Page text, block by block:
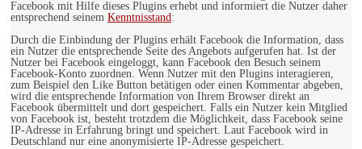
Facebook mit Hilfe dieses Plugins erhebt und informiert die Nutzer daher
entsprechend seinem Kenntnisstand:
Durch die Einbindung der Plugins erhält Facebook die Information, dass
ein Nutzer die entsprechende Seite des Angebots aufgerufen hat. Ist der
Nutzer bei Facebook eingeloggt, kann Facebook den Besuch seinem
Facebook-Konto zuordnen. Wenn Nutzer mit den Plugins interagieren,
zum Beispiel den Like Button betätigen oder einen Kommentar abgeben,
wird die entsprechende Information von Ihrem Browser direkt an
Facebook übermittelt und dort gespeichert. Falls ein Nutzer kein Mitglied
von Facebook ist, besteht trotzdem die Möglichkeit, dass Facebook seine
IP-Adresse in Erfahrung bringt und speichert. Laut Facebook wird in
Deutschland nur eine anonymisierte IP-Adresse gespeichert.